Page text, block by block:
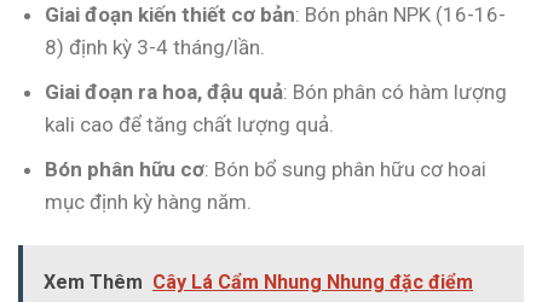
Giai đoạn kiến thiết cơ bản: Bón phân NPK (16-16-
8) định kỳ 3-4 tháng/lần.
Giai đoạn ra hoa, đậu quả: Bón phân có hàm lượng
kali cao để tăng chất lượng quả.
Bón phân hữu cơ: Bón bổ sung phân hữu cơ hoai
mục định kỳ hàng năm.
Xem Thêm Cây Lá Cẩm Nhung Nhung đặc điểm